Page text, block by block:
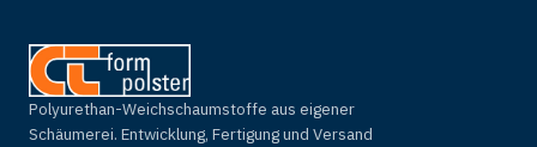
Polyurethan-Weichschaumstoffe aus eigener
Schäumerei. Entwicklung, Fertigung und Versand